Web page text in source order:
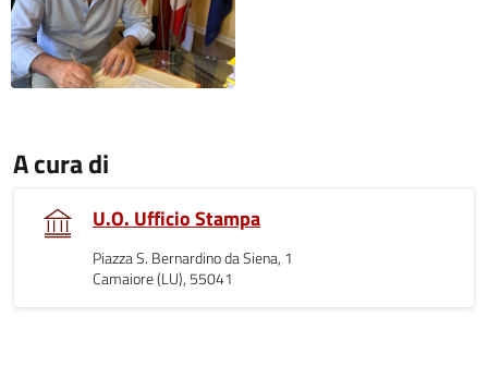
A cura di
U.O. Ufficio Stampa
Piazza S. Bernardino da Siena, 1
Camaiore (LU), 55041